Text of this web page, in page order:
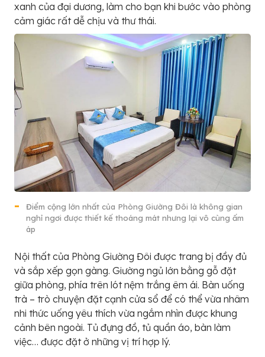
xanh của đại dương, làm cho bạn khi bước vào phòng
cảm giác rất dễ chịu và thư thái.
Điểm cộng lớn nhất của Phòng Giường Đôi là không gian
nghỉ ngơi được thiết kế thoáng mát nhưng lại vô cùng ấm
áp
Nội thất của Phòng Giường Đôi được trang bị đầy đủ
và sắp xếp gọn gàng. Giường ngủ lớn bằng gỗ đặt
giữa phòng, phía trên lót nệm trắng êm ái. Bàn uống
trà – trò chuyện đặt cạnh cửa sổ để có thể vừa nhâm
nhi thức uống yêu thích vừa ngắm nhìn được khung
cảnh bên ngoài. Tủ đựng đồ, tủ quần áo, bàn làm
việc… được đặt ở những vị trí hợp lý.